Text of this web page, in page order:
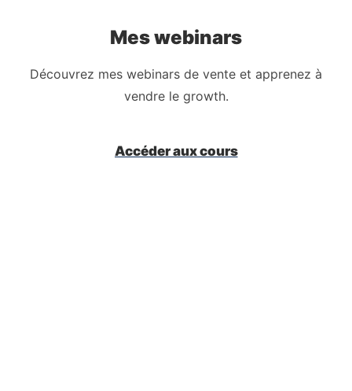
Mes webinars
Découvrez mes webinars de vente et apprenez à
vendre le growth.
Accéder aux cours